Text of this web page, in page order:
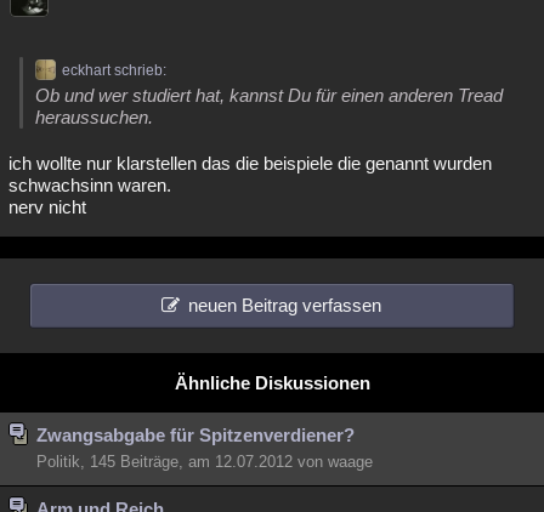
eckhart schrieb:
Ob und wer studiert hat, kannst Du für einen anderen Tread
heraussuchen.
ich wollte nur klarstellen das die beispiele die genannt wurden
schwachsinn waren.
nerv nicht
neuen Beitrag verfassen
Ähnliche Diskussionen
Zwangsabgabe für Spitzenverdiener?
Politik, 145 Beiträge, am 12.07.2012 von waage